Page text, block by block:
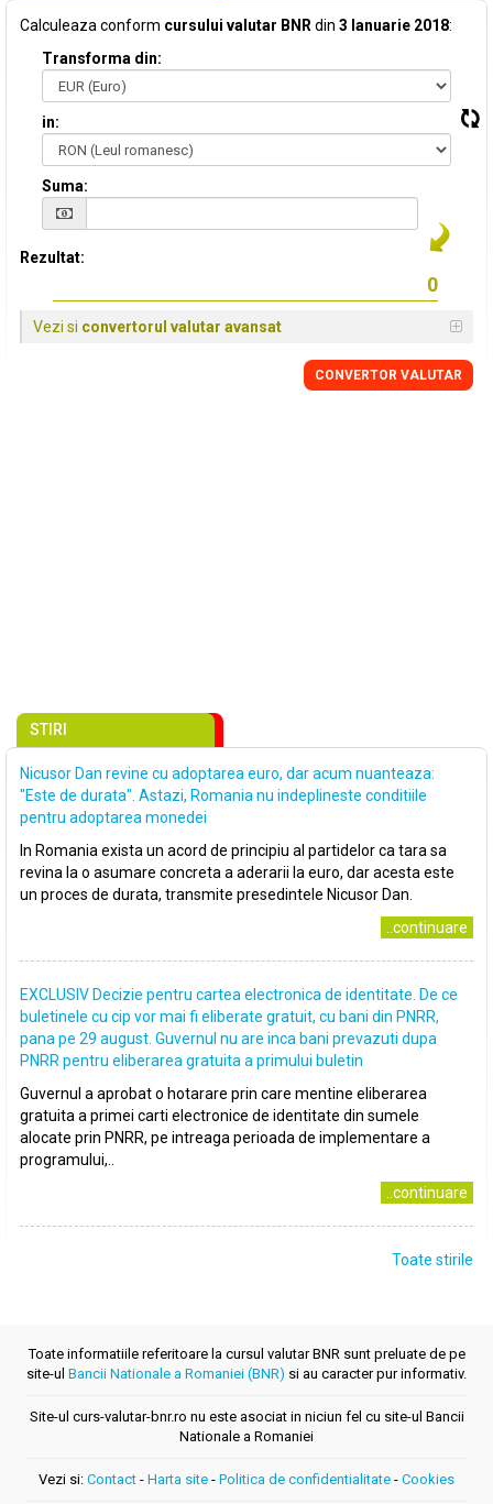
Calculeaza conform cursului valutar BNR din 3 Ianuarie 2018:
Transforma din:
in:
Suma:
Rezultat:
Vezi si convertorul valutar avansat
CONVERTOR VALUTAR
STIRI
Nicusor Dan revine cu adoptarea euro, dar acum nuanteaza:
"Este de durata". Astazi, Romania nu indeplineste conditiile
pentru adoptarea monedei
In Romania exista un acord de principiu al partidelor ca tara sa
revina la o asumare concreta a aderarii la euro, dar acesta este
un proces de durata, transmite presedintele Nicusor Dan.
..continuare
EXCLUSIV Decizie pentru cartea electronica de identitate. De ce
buletinele cu cip vor mai fi eliberate gratuit, cu bani din PNRR,
pana pe 29 august. Guvernul nu are inca bani prevazuti dupa
PNRR pentru eliberarea gratuita a primului buletin
Guvernul a aprobat o hotarare prin care mentine eliberarea
gratuita a primei carti electronice de identitate din sumele
alocate prin PNRR, pe intreaga perioada de implementare a
programului,..
..continuare
Toate stirile
Toate informatiile referitoare la cursul valutar BNR sunt preluate de pe
site-ul Bancii Nationale a Romaniei (BNR) si au caracter pur informativ.
Site-ul curs-valutar-bnr.ro nu este asociat in niciun fel cu site-ul Bancii
Nationale a Romaniei
Vezi si: Contact - Harta site - Politica de confidentialitate - Cookies